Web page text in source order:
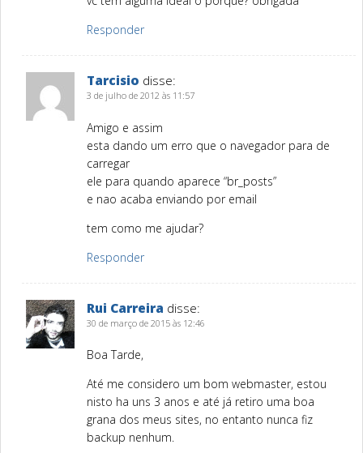
Responder
Tarcisio disse:
3 de julho de 2012 às 11:57
Amigo e assim
esta dando um erro que o navegador para de
carregar
ele para quando aparece “br_posts”
e nao acaba enviando por email
tem como me ajudar?
Responder
Rui Carreira disse:
30 de março de 2015 às 12:46
Boa Tarde,
Até me considero um bom webmaster, estou
nisto ha uns 3 anos e até já retiro uma boa
grana dos meus sites, no entanto nunca fiz
backup nenhum.